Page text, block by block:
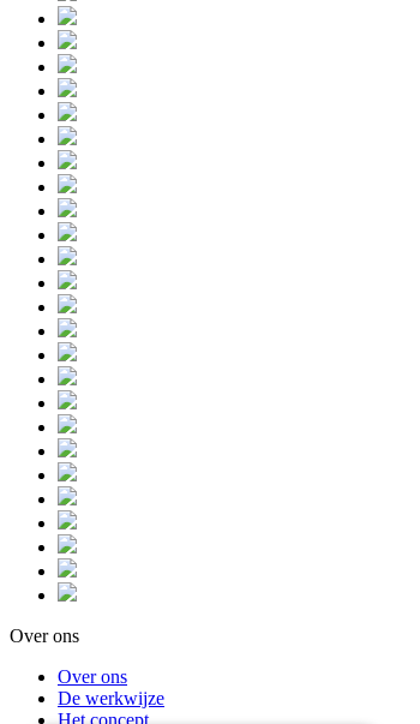
Over ons
Over ons
De werkwijze
Het concept